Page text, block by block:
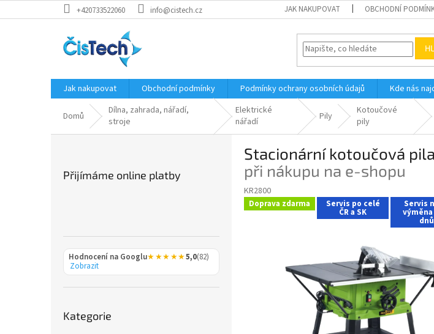
na
+420733522060 info@cistech.cz JAK NAKUPOVAT OBCHODNÍ
Jak nakupovat Obchodní podmínky Podmínky ochrany osobních údajů Kde nás
Domů
Dílna, zahrada, nářadí,
stroje
Elektrické
nářadí
Pily
Kotoučové
pily
Přijímáme online platby
Hodnocení na Googlu★★★★★5,0(82)
Zobrazit
kategorie
Kategorie
Stacionární kotoučová
při nákupu na e-shopu
KR2800
Doprava zdarma Servis po celé
ČR a SK
Servis
výměna
dnů